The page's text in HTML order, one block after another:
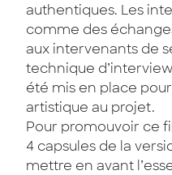
authentiques. Les
comme des
aux intervenants de
technique
été mis en place
artistique au projet.
Pour promouvoir ce
4 capsules de la
mettre en avant